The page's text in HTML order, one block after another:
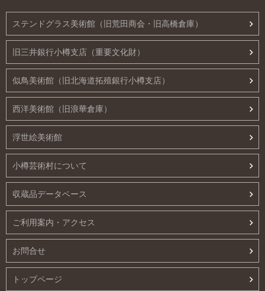
ステンドグラス美術館（旧荒田商会・旧高橋倉庫）
旧三井銀行小樽支店（重要文化財）
似鳥美術館（旧北海道拓殖銀行小樽支店）
西洋美術館（旧浪華倉庫）
浮世絵美術館
小樽芸術村について
収蔵品データベース
ご利用案内・アクセス
お問合せ
トップページ